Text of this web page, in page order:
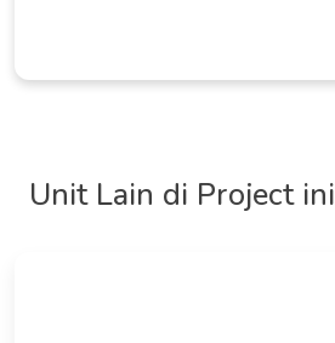
Unit Lain di Project ini